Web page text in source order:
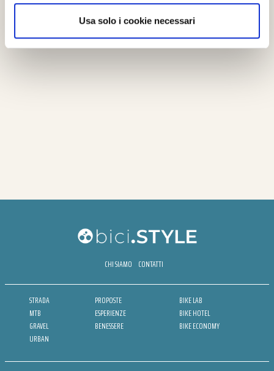
Usa solo i cookie necessari
CHI SIAMO CONTATTI
STRADA
MTB
GRAVEL
URBAN
PROPOSTE
ESPERIENZE
BENESSERE
BIKE LAB
BIKE HOTEL
BIKE ECONOMY